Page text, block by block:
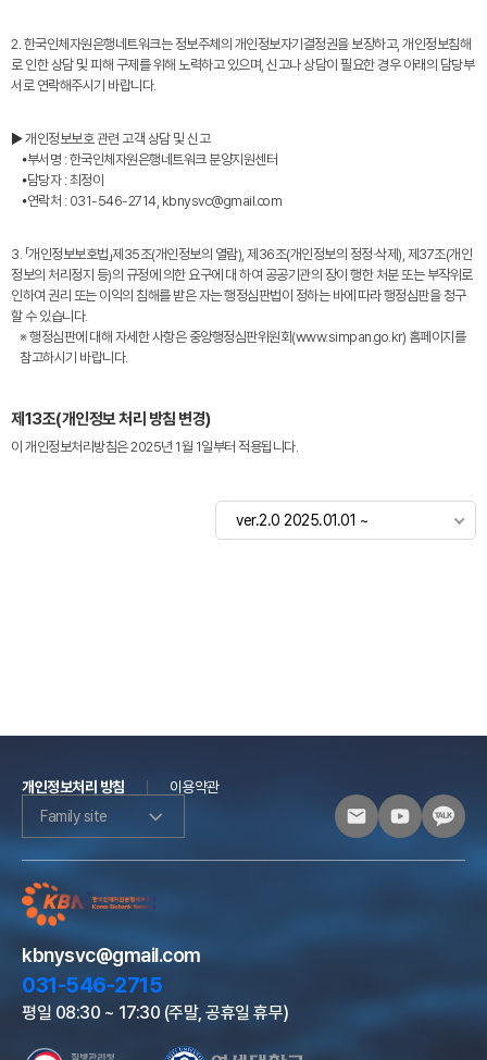
2. 한국인체자원은행네트워크는 정보주체의 개인정보자기결정권을 보장하고, 개인정보침해
로 인한 상담 및 피해 구제를 위해 노력하고 있으며, 신고나 상담이 필요한 경우 아래의 담당부
서로 연락해주시기 바랍니다.
▶ 개인정보보호 관련 고객 상담 및 신고
⦁부서명 : 한국인체자원은행네트워크 분양지원센터
⦁담당자 : 최정이
⦁연락처 : 031-546-2714, kbnysvc@gmail.com
3. 「개인정보보호법」제35조(개인정보의 열람), 제36조(개인정보의 정정·삭제), 제37조(개인
정보의 처리정지 등)의 규정에 의한 요구에 대 하여 공공기관의 장이 행한 처분 또는 부작위로
인하여 권리 또는 이익의 침해를 받은 자는 행정심판법이 정하는 바에 따라 행정심판을 청구
할 수 있습니다.
※ 행정심판에 대해 자세한 사항은 중앙행정심판위원회(www.simpan.go.kr) 홈페이지를
참고하시기 바랍니다.
제13조(개인정보 처리 방침 변경)
이 개인정보처리방침은 2025년 1월 1일부터 적용됩니다.
ver.2.0 2025.01.01 ~
개인정보처리 방침
이용약관
Family site
kbnysvc@gmail.com
031-546-2715
평일 08:30 ~ 17:30 (주말, 공휴일 휴무)